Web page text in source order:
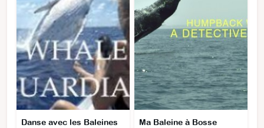
Danse avec les Baleines Ma Baleine à Bosse